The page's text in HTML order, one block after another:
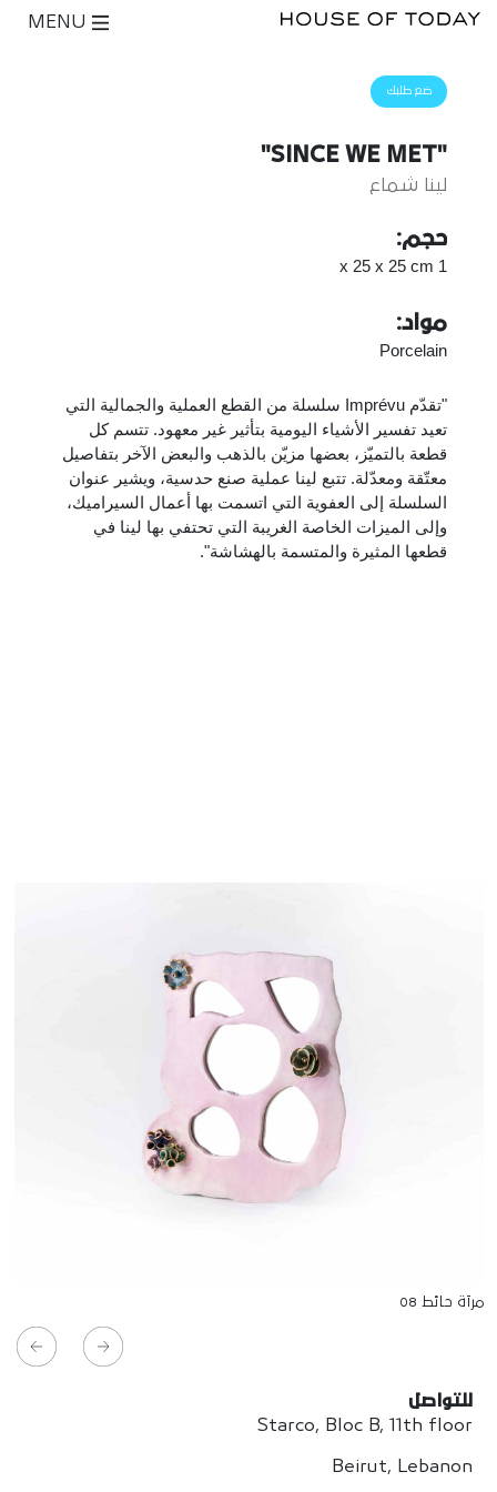
ضع طلبك
"SINCE WE MET"
لينا شماع
حجم:
1 x 25 x 25 cm
مواد:
Porcelain
"تقدّم Imprévu سلسلة من القطع العملية والجمالية التي
تعيد تفسير الأشياء اليومية بتأثير غير معهود. تتسم كل
قطعة بالتميّز، بعضها مزيّن بالذهب والبعض الآخر بتفاصيل
معتّقة ومعدّلة. تتبع لينا عملية صنع حدسية، ويشير عنوان
السلسلة إلى العفوية التي اتسمت بها أعمال السيراميك،
وإلى الميزات الخاصة الغريبة التي تحتفي بها لينا في
قطعها المثيرة والمتسمة بالهشاشة".
مرآة حائط 08
للتواصل
Starco, Bloc B, 11th floor
Beirut, Lebanon